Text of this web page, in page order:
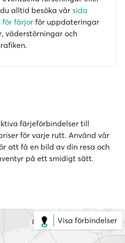
alltid besöka vår sida
för färjor för uppdateringar
väderstörningar och
färjeförbindelser till
för varje rutt. Använd vår
att få en bild av din resa och
på ett smidigt sätt.
Visa förbindelser